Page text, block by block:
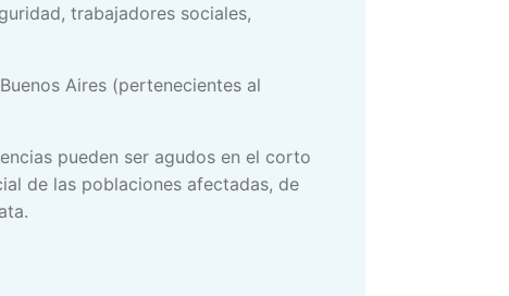
trabajadores sociales,
Aires (pertenecientes al
pueden ser agudos en el corto
de las poblaciones afectadas, de